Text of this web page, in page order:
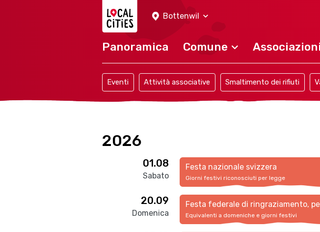
Bottenwil
Panoramica Comune
Eventi Attività associative Smaltimento dei rifiuti
2026
01.08
Sabato
Festa nazionale svizzera
Giorni festivi riconosciuti per legge
20.09
Domenica
Festa federale di ringraziamento,
Equivalenti a domeniche e giorni festivi